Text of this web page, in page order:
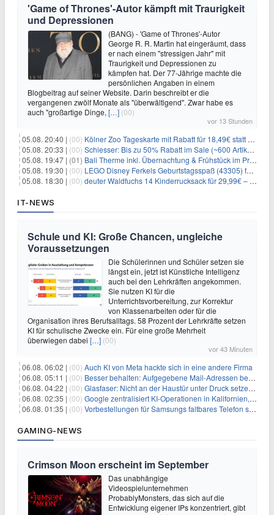
'Game of Thrones'-Autor kämpft mit Traurigkeit
und Depressionen
(BANG) - 'Game of Thrones'-Autor
George R. R. Martin hat eingeräumt, dass
er nach einem "stressigen Jahr" mit
Traurigkeit und Depressionen zu
kämpfen hat. Der 77-Jährige machte die
persönlichen Angaben in einem
Blogbeitrag auf seiner Website. Darin beschreibt er die
vergangenen zwölf Monate als "überwältigend". Zwar habe es
auch "großartige Dinge, […] (00)
vor 13 Stunden
05.08. 20:40 | (00) Kölner Zoo Tageskarte mit Rabatt für 18,49€ statt 29,50€ – einlösbar bis Dezember
05.08. 20:33 | (00) Schiesser: Bis zu 50% Rabatt im Sale (~600 Artikel zur Auswahl)
05.08. 19:47 | (01) Bali Therme inkl. Übernachtung & Frühstück im Premium Hotel (Bad Oeynhausen) ab 89€ p.P.
05.08. 19:30 | (00) LEGO Disney Ferkels Geburtstagsspaß (43305) für 29,10€
05.08. 18:30 | (00) deuter Waldfuchs 14 Kinderrucksack für 29,99€ – Amber-maple
IT-NEWS
Schule und KI: Große Chancen, ungleiche
Voraussetzungen
Die Schülerinnen und Schüler setzen sie
längst ein, jetzt ist Künstliche Intelligenz
auch bei den Lehrkräften angekommen.
Sie nutzen KI für die
Unterrichtsvorbereitung, zur Korrektur
von Klassenarbeiten oder für die
Organisation ihres Berufsalltags. 58 Prozent der Lehrkräfte setzen
KI für schulische Zwecke ein. Für eine große Mehrheit
überwiegen dabei […] (00)
vor 43 Minuten
06.08. 06:02 | (00) Auch KI von Meta hackte sich in eine andere Firma
06.08. 05:11 | (00) Besser behalten: Aufgegebene Mail-Adressen bergen Gefahren
06.08. 04:22 | (00) Glasfaser: Nicht an der Haustür unter Druck setzen lassen
06.08. 02:35 | (00) Google zentralisiert KI-Operationen in Kalifornien, um Rivale Anthropic und OpenAI zu überholen
06.08. 01:35 | (00) Vorbestellungen für Samsungs faltbares Telefon steigen um 30 % in einem wettbewerbsintensiven Markt
GAMING-NEWS
Crimson Moon erscheint im September
Das unabhängige
Videospielunternehmen
ProbablyMonsters, das sich auf die
Entwicklung eigener IPs konzentriert, gibt